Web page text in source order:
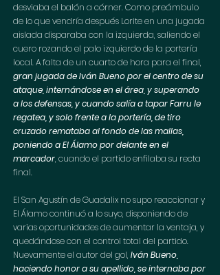
desviaba el balón a córner. Como preámbulo
de lo que vendría después Lorite en una jugada
aislada disparaba con la izquierda, saliendo el
cuero rozando el palo izquierdo de la portería
local. A falta de un cuarto de hora para el final,
gran jugada de Iván Bueno por el centro de su
ataque, internándose en el área, y superando
a los defensas, y cuando salía a tapar Farru le
regatea, y solo frente a la portería, de tiro
cruzado remataba al fondo de las mallas,
poniendo a El Álamo por delante en el
marcador, cuando el partido enfilaba su recta
final.
El San Agustín de Guadalix no supo reaccionar y
El Álamo continuó a lo suyo, disponiendo de
varias oportunidades de aumentar la ventaja, y
quedándose con el control total del partido.
Nuevamente el autor del gol, Iván Bueno,
haciendo honor a su apellido, se internaba por